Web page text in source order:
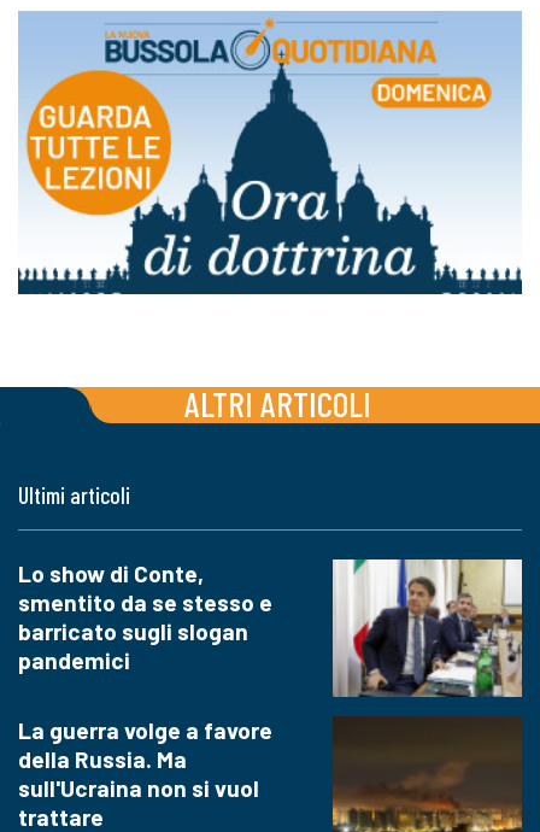
ALTRI ARTICOLI
Ultimi articoli
Lo show di Conte,
smentito da se stesso e
barricato sugli slogan
pandemici
La guerra volge a favore
della Russia. Ma
sull'Ucraina non si vuol
trattare